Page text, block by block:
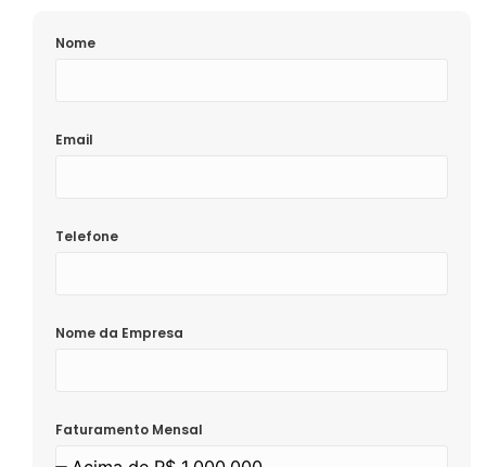
Nome
Email
Telefone
Nome da Empresa
Faturamento Mensal